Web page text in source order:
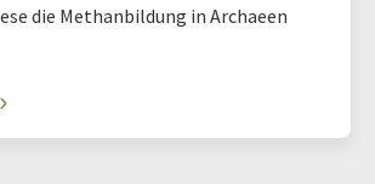
die Methanbildung in Archaeen